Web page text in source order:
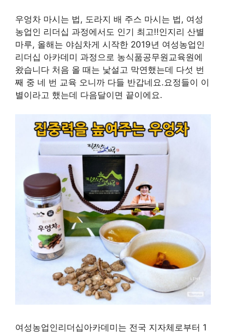
우엉차 마시는 법, 도라지 배 주스 마시는 법, 여성
농업인 리더십 과정에서도 인기 최고!!인지리 산별
마루, 올해는 야심차게 시작한 2019년 여성농업인
리더십 아카데미 과정으로 농식품공무원교육원에
왔습니다 처음 올 때는 낯설고 막연했는데 다섯 번
째 중 네 번 교육 오니까 다들 반갑네요.요정들이 이
별이라고 했는데 다음달이면 끝이에요.
여성농업인리더십아카데미는 전국 지자체로부터 1